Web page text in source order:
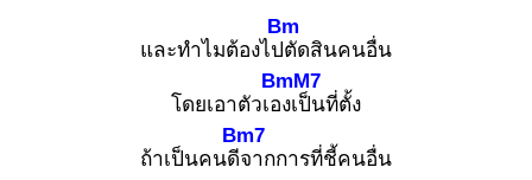
และทำไมต้องไปตั
Bm
ดสินคนอื่น
โดยเอาตัวเอง
BmM7
เป็นที่ตั้ง
ถ้าเป็นคนดีจ
Bm7
ากการที่ชี้คนอื่น